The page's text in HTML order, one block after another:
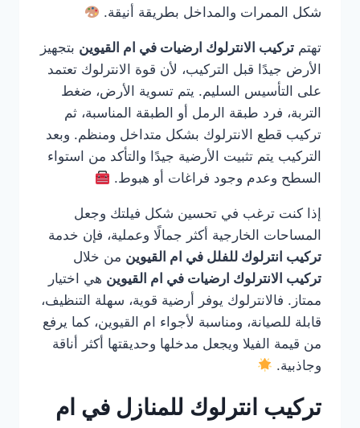
شكل الممرات والمداخل بطريقة أنيقة.
تهتم تركيب الانترلوك ارضيات في ام القيوين بتجهيز
الأرض جيدًا قبل التركيب، لأن قوة الانترلوك تعتمد
على التأسيس السليم. يتم تسوية الأرض، ضغط
التربة، فرد طبقة الرمل أو الطبقة المناسبة، ثم
تركيب قطع الانترلوك بشكل متداخل ومنظم. وبعد
التركيب يتم تثبيت الأرضية جيدًا والتأكد من استواء
السطح وعدم وجود فراغات أو هبوط.
إذا كنت ترغب في تحسين شكل فيلتك وجعل
المساحات الخارجية أكثر جمالًا وعملية، فإن خدمة
تركيب انترلوك للفلل في ام القيوين من خلال
تركيب الانترلوك ارضيات في ام القيوين هي اختيار
ممتاز. فالانترلوك يوفر أرضية قوية، سهلة التنظيف،
قابلة للصيانة، ومناسبة لأجواء ام القيوين، كما يرفع
من قيمة الفيلا ويجعل مدخلها وحديقتها أكثر أناقة
وجاذبية.
تركيب انترلوك للمنازل في ام